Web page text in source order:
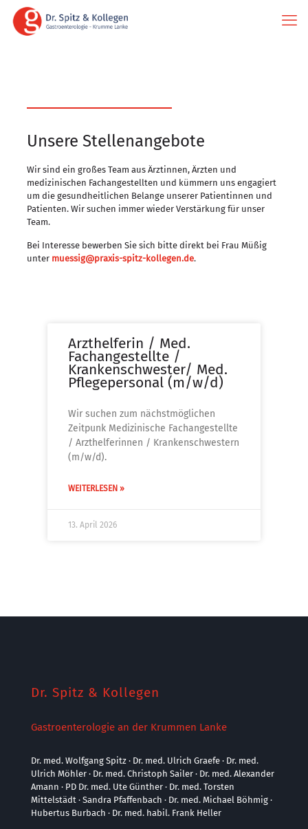
Unsere Stellenangebote
Wir sind ein großes Team aus Ärztinnen, Ärzten und
medizinischen Fachangestellten und kümmern uns engagiert
um die gesundheitlichen Belange unserer Patientinnen und
Patienten. Wir suchen immer wieder Verstärkung für unser
Team.
Bei Interesse bewerben Sie sich bitte direkt bei Frau Müßig
unter muessig@praxis-spitz-kollegen.de.
Arzthelferin / Med.
Fachangestellte /
Krankenschwester/ Med.
Pflegepersonal (m/w/d)
Wir suchen zum nächstmöglichen
Zeitpunk Medizinische Fachangestellte
/ Arzthelferinnen / Krankenschwestern
(m/w/d).
WEITERLESEN »
13. April 2026
Dr. Spitz & Kollegen
Gastroenterologie an der Krummen Lanke
Dr. med. Wolfgang Spitz · Dr. med. Ulrich Graefe · Dr. med.
Ulrich Möhler · Dr. med. Christoph Sailer · Dr. med. Alexander
Amann · PD Dr. med. Ute Günther · Dr. med. Torsten
Mittelstädt · Sandra Pfaffenbach · Dr. med. Michael Böhmig ·
Hubertus Burbach · Dr. med. habil. Frank Heller